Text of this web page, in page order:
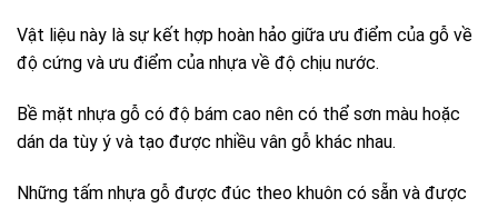
Vật liệu này là sự kết hợp hoàn hảo giữa ưu điểm của gỗ về
độ cứng và ưu điểm của nhựa về độ chịu nước.
Bề mặt nhựa gỗ có độ bám cao nên có thể sơn màu hoặc
dán da tùy ý và tạo được nhiều vân gỗ khác nhau.
Những tấm nhựa gỗ được đúc theo khuôn có sẵn và được